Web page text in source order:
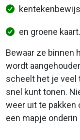
kentekenbewijs
en groene kaart.
Bewaar ze binnen
wordt
scheelt het je veel
snel kunt tonen.
weer uit te pakken
een mapje onderin